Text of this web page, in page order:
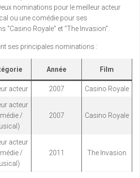
nominations pour le meilleur acteur
ou une comédie pour ses
“Casino Royale” et “The Invasion”.
ses principales nominations :
Année Film
acteur 2007 Casino Royale
acteur
/
2007 Casino Royale
acteur
/
2011 The Invasion